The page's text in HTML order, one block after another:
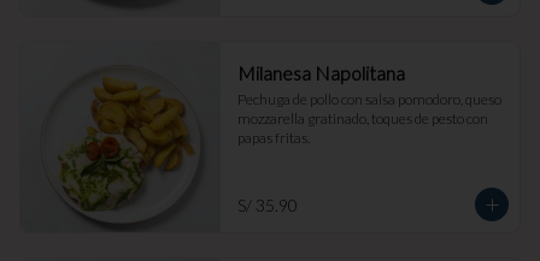
Milanesa Napolitana
Pechuga de pollo con salsa pomodoro, queso
mozzarella gratinado, toques de pesto con
papas fritas.
S/ 35.90